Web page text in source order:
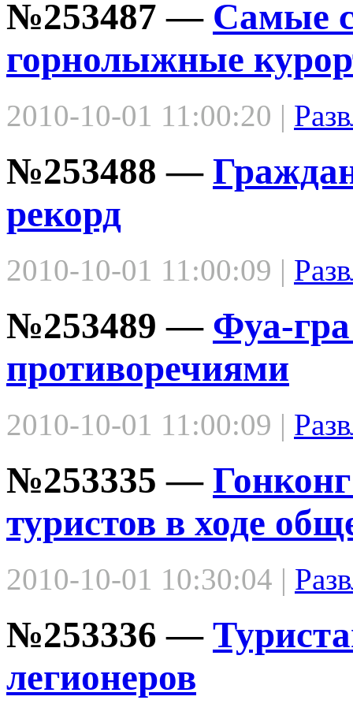
№253487 — Самые
горнолыжные
2010-10-01 11:00:20 |
№253488 —
рекорд
2010-10-01 11:00:09 |
№253489 — Фуа-
противоречиями
2010-10-01 11:00:09 |
№253335 —
туристов в ходе
2010-10-01 10:30:04 |
№253336 —
легионеров